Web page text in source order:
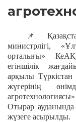
📌
министрлігі,
орталығы»
егіншілік
арқылы
жүгерінің
Отырар
жүзеге асырылды.